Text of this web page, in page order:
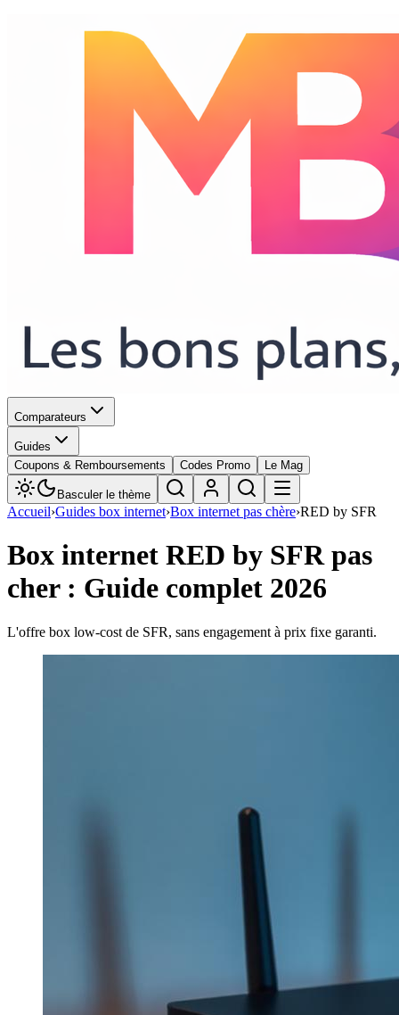
Comparateurs
Guides
Coupons & Remboursements
Codes Promo Le Mag
Basculer le thème
Accueil›Guides box internet›Box internet pas chère›RED by SFR
Box internet RED by SFR pas
cher : Guide complet 2026
L'offre box low-cost de SFR, sans engagement à prix fixe garanti.